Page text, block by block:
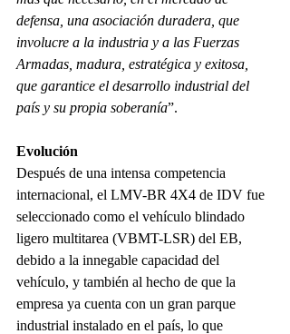
defensa, una asociación duradera, que
involucre a la industria y a las Fuerzas
Armadas, madura, estratégica y exitosa,
que garantice el desarrollo industrial del
país y su propia soberanía”.
Evolución
Después de una intensa competencia
internacional, el LMV-BR 4X4 de IDV fue
seleccionado como el vehículo blindado
ligero multitarea (VBMT-LSR) del EB,
debido a la innegable capacidad del
vehículo, y también al hecho de que la
empresa ya cuenta con un gran parque
industrial instalado en el país, lo que